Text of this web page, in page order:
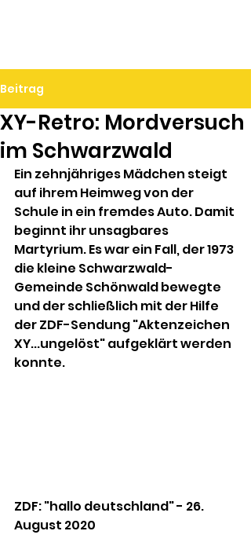
Beitrag
XY-Retro: Mordversuch
im Schwarzwald
Ein zehnjähriges Mädchen steigt
auf ihrem Heimweg von der
Schule in ein fremdes Auto. Damit
beginnt ihr unsagbares
Martyrium. Es war ein Fall, der 1973
die kleine Schwarzwald-
Gemeinde Schönwald bewegte
und der schließlich mit der Hilfe
der ZDF-Sendung "Aktenzeichen
XY...ungelöst" aufgeklärt werden
konnte.
ZDF: "hallo deutschland" - 26.
August 2020